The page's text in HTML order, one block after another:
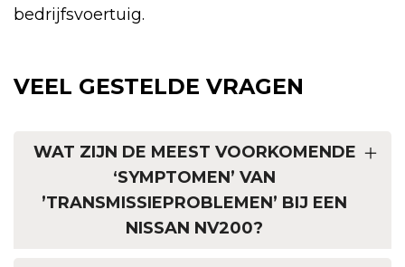
bedrijfsvoertuig.
VEEL GESTELDE VRAGEN
WAT ZIJN DE MEEST VOORKOMENDE
‘SYMPTOMEN’ VAN
’TRANSMISSIEPROBLEMEN’ BIJ EEN
NISSAN NV200?